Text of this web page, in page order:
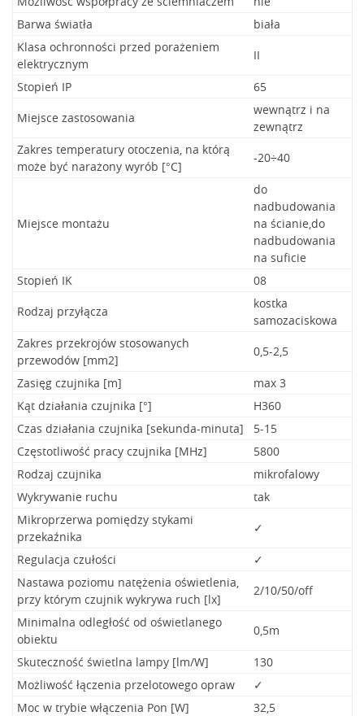
Barwa światła
biała
Klasa ochronności przed porażeniem
elektrycznym
II
Stopień IP
65
Miejsce zastosowania
wewnątrz i na
zewnątrz
Zakres temperatury otoczenia, na którą
może być narażony wyrób [°C]
-20÷40
Miejsce montażu
do
nadbudowania
na ścianie,do
nadbudowania
na suficie
Stopień IK
08
Rodzaj przyłącza
kostka
samozaciskowa
Zakres przekrojów stosowanych
przewodów [mm2]
0,5-2,5
Zasięg czujnika [m]
max 3
Kąt działania czujnika [°]
H360
Czas działania czujnika [sekunda-minuta]
5-15
Częstotliwość pracy czujnika [MHz]
5800
Rodzaj czujnika
mikrofalowy
Wykrywanie ruchu
tak
Mikroprzerwa pomiędzy stykami
przekaźnika
✓
Regulacja czułości
✓
Nastawa poziomu natężenia oświetlenia,
przy którym czujnik wykrywa ruch [lx]
2/10/50/off
Minimalna odległość od oświetlanego
obiektu
0,5m
Skuteczność świetlna lampy [lm/W]
130
Możliwość łączenia przelotowego opraw
✓
Moc w trybie włączenia Pon [W]
32,5